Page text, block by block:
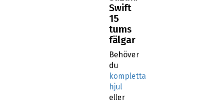
Swift
15
tums
fälgar
Behöver
du
kompletta
hjul
eller